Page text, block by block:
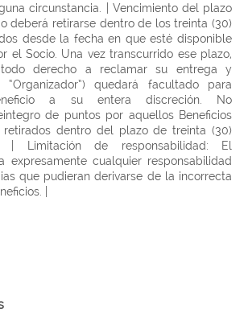
circunstancia. | Vencimiento del plazo
deberá retirarse dentro de los treinta (30)
desde la fecha en que esté disponible
el Socio. Una vez transcurrido ese plazo,
derecho a reclamar su entrega y
quedará facultado para
a su entera discreción. No
de puntos por aquellos Beneficios
dentro del plazo de treinta (30)
| Limitación de responsabilidad: El
expresamente cualquier responsabilidad
que pudieran derivarse de la incorrecta
|